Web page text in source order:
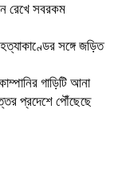
রেখে সবরকম
সঙ্গে জড়িত
গাড়িটি আনা
প্রদেশে পৌঁছেছে